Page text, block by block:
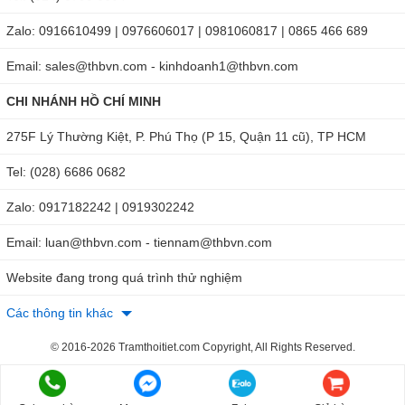
Để nhận tư vấn chuyên sâu và báo giá cạnh tranh về máy
đo nhiệt độ Testo 826-T4 ngay lập tức, hãy liên hệ với
335 ở Hồ Chí Minh. Bạn có thể an tâm về sự uy tín, chính
hãng, giải đáp nhiệt tình và bảo hành sản phẩm khi đặt tại
tiet/may-do-nhiet-do-testo-826-t4
Zalo: 0916610499 | 0976606017 | 0981060817 | 0865 466 689
Email: sales@thbvn.com - kinhdoanh1@thbvn.com
CHI NHÁNH HỒ CHÍ MINH
275F Lý Thường Kiệt, P. Phú Thọ (P 15, Quận 11 cũ), TP HCM
Tel: (028) 6686 0682
Zalo: 0917182242 | 0919302242
Email: luan@thbvn.com - tiennam@thbvn.com
Website đang trong quá trình thử nghiệm
Các thông tin khác
© 2016-2026 Tramthoitiet.com Copyright, All Rights Reserved.